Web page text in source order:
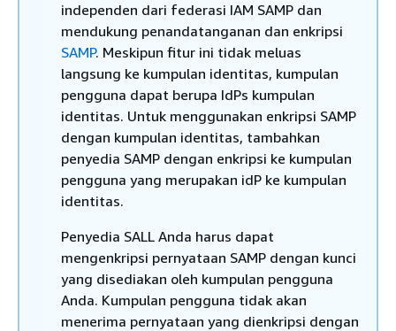
independen dari federasi IAM SAMP dan
mendukung penandatanganan dan enkripsi
SAMP. Meskipun fitur ini tidak meluas
langsung ke kumpulan identitas, kumpulan
pengguna dapat berupa IdPs kumpulan
identitas. Untuk menggunakan enkripsi SAMP
dengan kumpulan identitas, tambahkan
penyedia SAMP dengan enkripsi ke kumpulan
pengguna yang merupakan idP ke kumpulan
identitas.
Penyedia SALL Anda harus dapat
mengenkripsi pernyataan SAMP dengan kunci
yang disediakan oleh kumpulan pengguna
Anda. Kumpulan pengguna tidak akan
menerima pernyataan yang dienkripsi dengan